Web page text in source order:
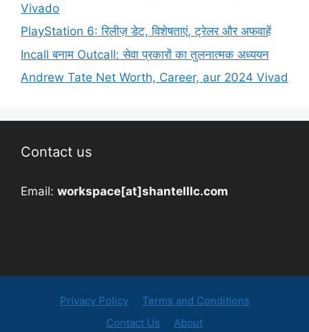
Vivado
PlayStation 6: रिलीज़ डेट, विशेषताएं, ट्रेलर और अफवाहें
Incall बनाम Outcall: सेवा प्रकारों का तुलनात्मक अध्ययन
Andrew Tate Net Worth, Career, aur 2024 Vivad
Contact us
Email: workspace[at]shantelllc.com
Privacy Policy
Terms and Conditions
Contact Us
About